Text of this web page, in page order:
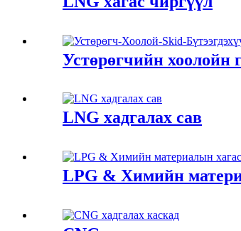
Устөрөгчийн хоолойн
LNG хадгалах сав
LPG & Химийн